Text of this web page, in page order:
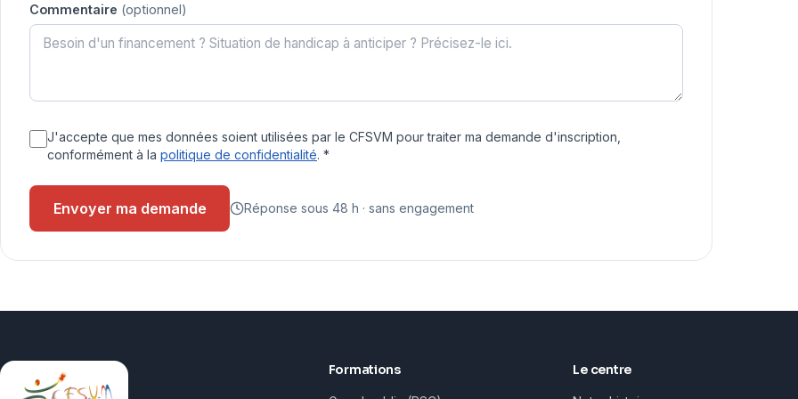
Commentaire (optionnel)
J'accepte que mes données soient utilisées par le CFSVM pour traiter ma demande d'inscription,
conformément à la politique de confidentialité. *
Envoyer ma demande Réponse sous 48 h · sans engagement
Formations Le centre